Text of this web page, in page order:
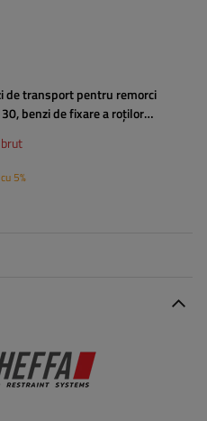
de transport pentru remorci
benzi de fixare a roților
2700
brut
5%